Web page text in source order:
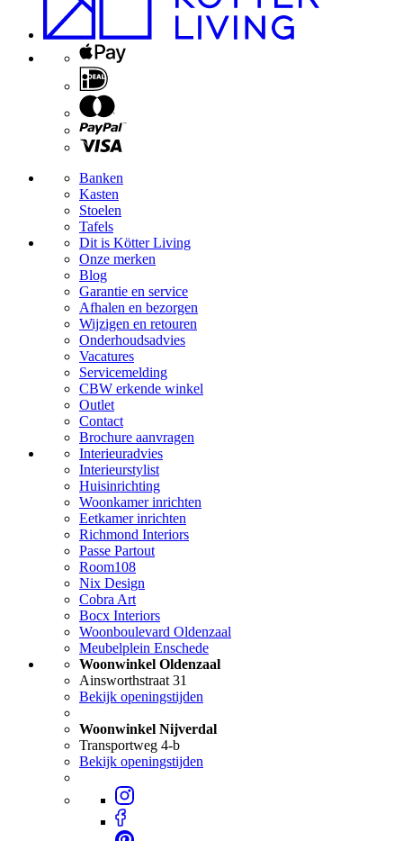
Banken
Kasten
Stoelen
Tafels
Dit is Kötter Living
Onze merken
Blog
Garantie en service
Afhalen en bezorgen
Wijzigen en retouren
Onderhoudsadvies
Vacatures
Servicemelding
CBW erkende winkel
Outlet
Contact
Brochure aanvragen
Interieuradvies
Interieurstylist
Huisinrichting
Woonkamer inrichten
Eetkamer inrichten
Richmond Interiors
Passe Partout
Room108
Nix Design
Cobra Art
Bocx Interiors
Woonboulevard Oldenzaal
Meubelplein Enschede
Woonwinkel Oldenzaal
Ainsworthstraat 31
Bekijk openingstijden
Woonwinkel Nijverdal
Transportweg 4-b
Bekijk openingstijden